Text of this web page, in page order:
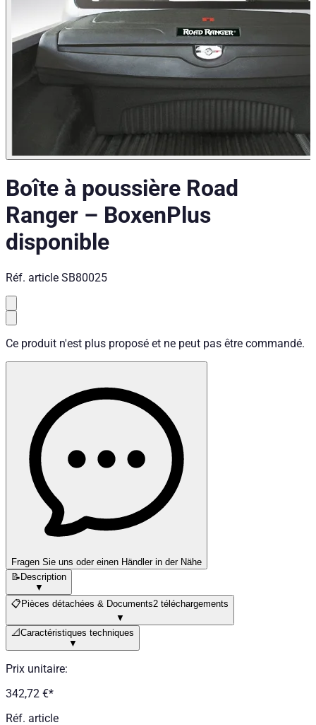
Boîte à poussière Road
Ranger – BoxenPlus
disponible
Réf. article SB80025
Ce produit n'est plus proposé et ne peut pas être commandé.
Fragen Sie uns oder einen Händler in der Nähe
📝Description
▼
📋Pièces détachées & Documents2 téléchargements
▼
📐Caractéristiques techniques
▼
Prix unitaire:
342,72 €*
Réf. article